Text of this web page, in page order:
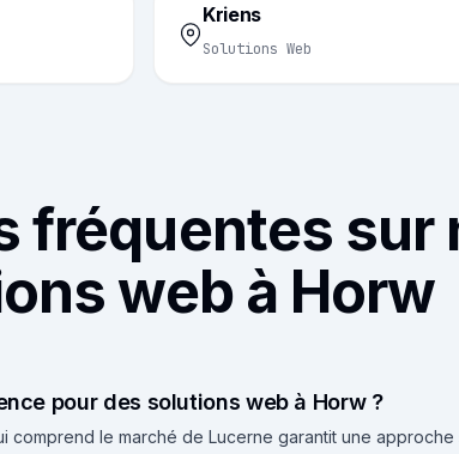
Kriens
Solutions Web
fréquentes sur
web à Horw
pour des solutions web à Horw ?
le marché de Lucerne garantit une approche